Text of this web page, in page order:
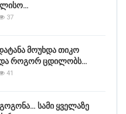
37
მოუხდა თიკო
და როგორ ცდილობს…
41
სამი ყველაზე